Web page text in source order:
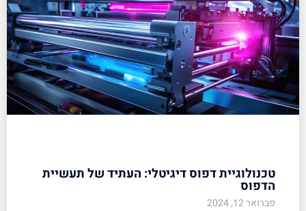
טכנולוגיית דפוס דיגיטלי: העתיד של תעשיית
הדפוס
פברואר 12, 2024